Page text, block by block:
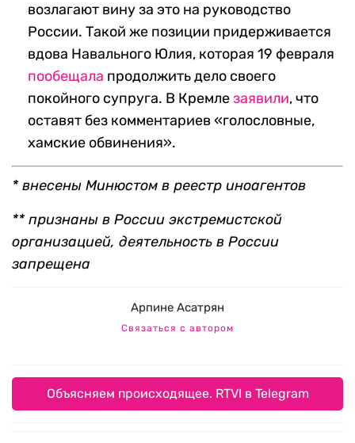
возлагают вину за это на руководство
России. Такой же позиции придерживается
вдова Навального Юлия, которая 19 февраля
пообещала продолжить дело своего
покойного супруга. В Кремлезаявили, что
оставят без комментариев «голословные,
хамские обвинения».
* внесены Минюстом в реестр иноагентов
** признаны в России экстремистской
организацией, деятельность в России
запрещена
Арпине Асатрян
Связаться с автором
Объясняем происходящее. RTVI в Telegram